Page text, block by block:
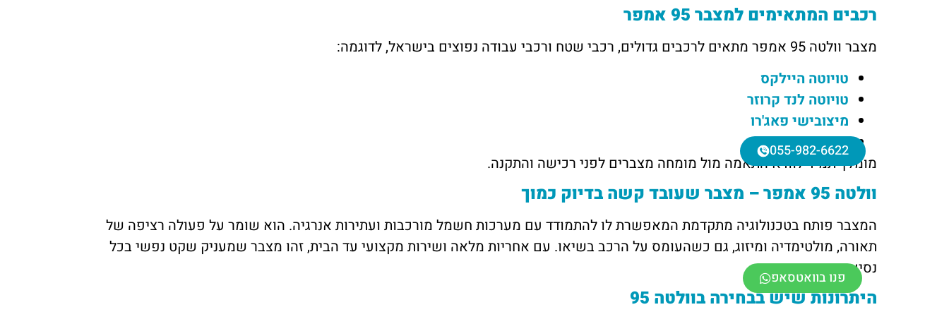
רכבים המתאימים למצבר 95 אמפר
מצבר וולטה 95 אמפר מתאים לרכבים גדולים, רכבי שטח ורכבי עבודה נפוצים בישראל, לדוגמה:
טויוטה היילקס
טויוטה לנד קרוזר
מיצובישי פאג'רו
שברולט סילברדו
מומלץ תמיד לוודא התאמה מול מומחה מצברים לפני רכישה והתקנה.
וולטה 95 אמפר – מצבר שעובד קשה בדיוק כמוך
המצבר פותח בטכנולוגיה מתקדמת המאפשרת לו להתמודד עם מערכות חשמל מורכבות ועתירות אנרגיה. הוא שומר על פעולה רציפה של
תאורה, מולטימדיה ומיזוג, גם כשהעומס על הרכב בשיאו. עם אחריות מלאה ושירות מקצועי עד הבית, זהו מצבר שמעניק שקט נפשי בכל
נסיעה.
היתרונות שיש בבחירה בוולטה 95
055-982-6622
פנו בוואטסאפ